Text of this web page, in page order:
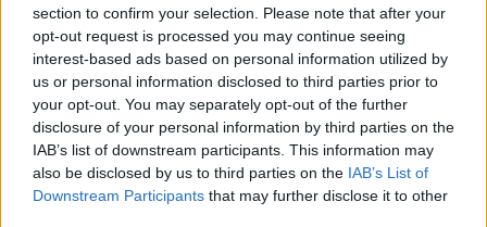
section to confirm your selection. Please note that after your
opt-out request is processed you may continue seeing
interest-based ads based on personal information utilized by
us or personal information disclosed to third parties prior to
your opt-out. You may separately opt-out of the further
disclosure of your personal information by third parties on the
IAB’s list of downstream participants. This information may
also be disclosed by us to third parties on the IAB’s List of
Downstream Participants that may further disclose it to other